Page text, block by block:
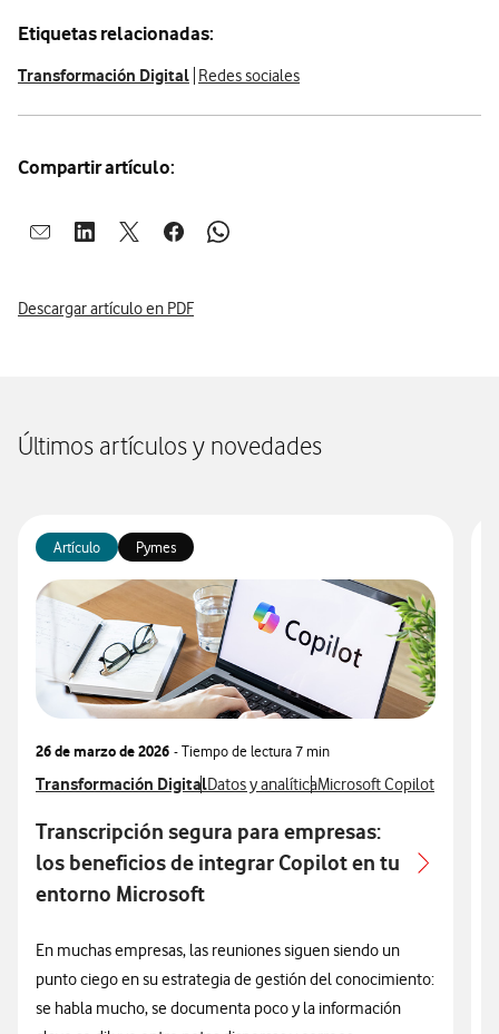
Etiquetas relacionadas:
Transformación Digital Redes sociales
Compartir artículo:
Abrir ventana para compartir en mail
Abrir ventana para compartir en linkedin
Abrir ventana para compartir en twitter
Abrir ventana para compartir en facebook
Abrir ventana para compartir en
Descargar artículo en PDF
Últimos artículos y novedades
Artículo Pymes
26 de marzo de 2026 - Tiempo de lectura7 min
Ver más articulos relacionados con
Transformación DigitalVer más artículos con
Datos y analíticaVer más artículos con
Microsoft Copilot
Transcripción segura para empresas:
los beneficios de integrar Copilot en tu
entorno Microsoft
En muchas empresas, las reuniones siguen siendo un
punto ciego en su estrategia de gestión del conocimiento:
se habla mucho, se documenta poco y la información